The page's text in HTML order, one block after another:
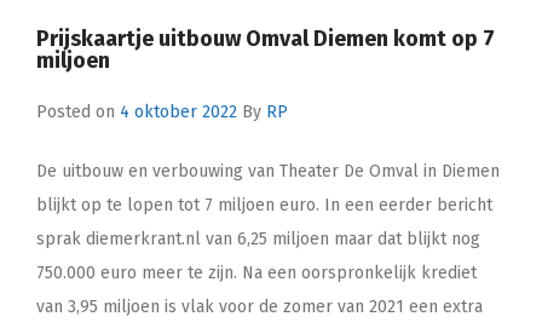
Prijskaartje uitbouw Omval Diemen komt op 7
miljoen
Posted on 4 oktober 2022 By RP
De uitbouw en verbouwing van Theater De Omval in Diemen
blijkt op te lopen tot 7 miljoen euro. In een eerder bericht
sprak diemerkrant.nl van 6,25 miljoen maar dat blijkt nog
750.000 euro meer te zijn. Na een oorspronkelijk krediet
van 3,95 miljoen is vlak voor de zomer van 2021 een extra